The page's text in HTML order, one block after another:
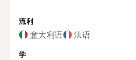
流利
意大利语 法语
学